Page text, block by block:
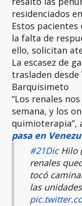
residenciados
Estos
la falta de
ello, solicitan
La escasez de
trasladen desde
Barquisimeto
“Los renales
semana, y los
quimioterapia”,
pasa en
#21DicHilo
renales
tocó
las